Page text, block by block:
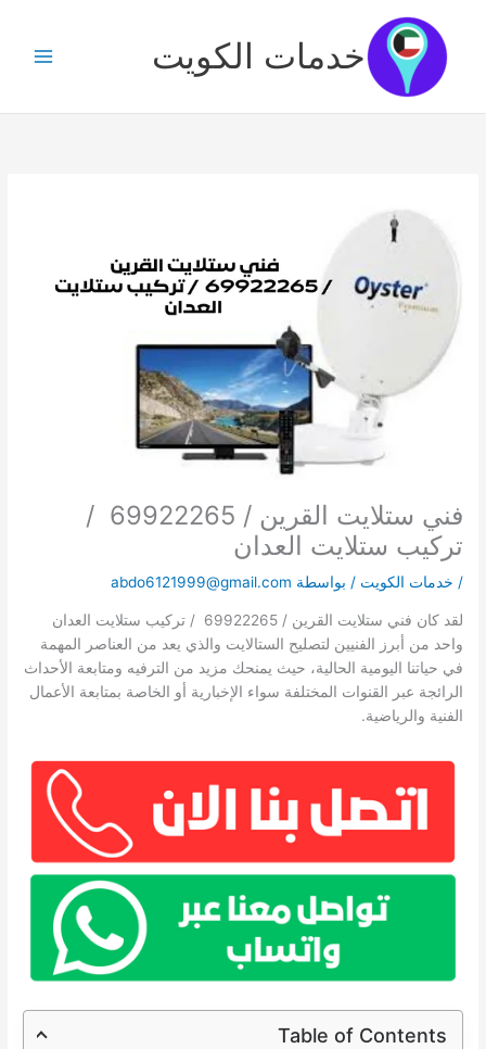
المحتوى
خدمات الكويت
فني ستلايت القرين / 69922265 /
تركيب ستلايت العدان
/ خدمات الكويت / بواسطة abdo6121999@gmail.com
لقد كان فني ستلايت القرين / 69922265 / تركيب ستلايت العدان
واحد من أبرز الفنيين لتصليح الستالايت والذي يعد من العناصر المهمة
في حياتنا اليومية الحالية، حيث يمنحك مزيد من الترفيه ومتابعة الأحداث
الرائجة عبر القنوات المختلفة سواء الإخبارية أو الخاصة بمتابعة الأعمال
الفنية والرياضية.
Table of Contents